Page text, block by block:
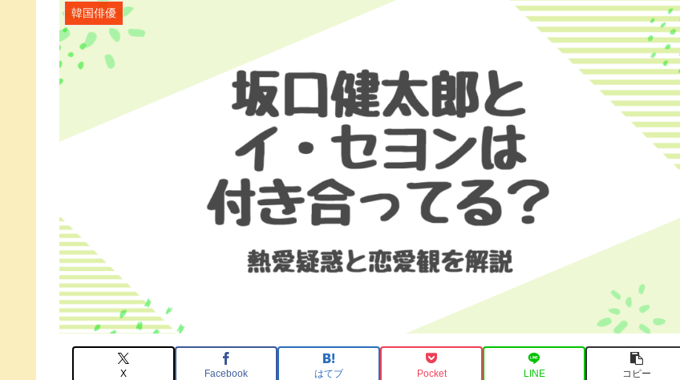
韓国俳優
X Facebook はてブ Pocket LINE コピー